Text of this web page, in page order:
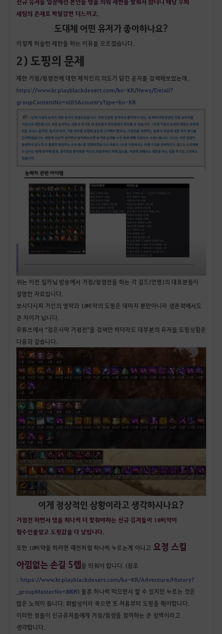
신규 유저들 입장에선 본인들 템을 띄워 제한을 맞춰서 왔더니 해당 우회
세팅의 존재로 박탈감만 더느끼고,
도대체 어떤 유저가 좋아하나요?
이렇게 허술한 제한을 하는 이유를 모르겠습니다.
2) 도핑의 문제
제한 거점/점령전에 대한 제작진의 의도가 담긴 공지를 검색해보았는데,
https://www.kr.playblackdesert.com/ko-KR/News/Detail?
groupContentNo=6035&countryType=ko-KR
위는 이전 릴카님 방송에서 거점/점령전을 하는 각 길드(연맹)의 대표분들이
설명한 자료입니다.
보시다시피 거인의 영약과 18비약의 도핑은 데미지 뿐만아니라 생존력에서도
큰 차이가 납니다.
유튜브에서 "검은사막 거점전"을 검색만 하더라도 대부분의 유저들 도핑상황은
다음과 같습니다.
이게 정상적인 상황이라고 생각하시나요?
거점전 하면서 템을 하나씩 더 맞춰야하는 신규 유저들이 18비약이
필수인줄알고 도핑값을 다 날립니다.
또한 18비약을 하려면 예전처럼 하나씩 누르는게 아니고 요정 스킬
아낌없는 손길 5렙을 띄워야 합니다. (참조
: https://www.kr.playblackdesert.com/ko-KR/Adventure/History?
_groupMasterNo=8809) 물론 하나씩 먹으면서 할 수 있지만 누르는 것은
많은 노력이 듭니다. 휘발성이라 죽으면 또 처음부터 도핑을 해야합니다.
이러한 점들이 신규유저들에게 거점/점령을 참여하는 큰 장벽이라고
생각합니다.